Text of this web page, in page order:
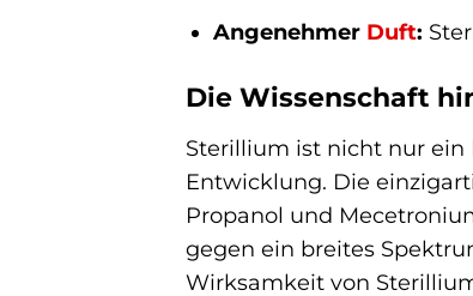
Angenehmer Duft:
Die Wissenschaft
Sterillium ist nicht nur ein
Entwicklung. Die
Propanol und
gegen ein breites
Wirksamkeit von